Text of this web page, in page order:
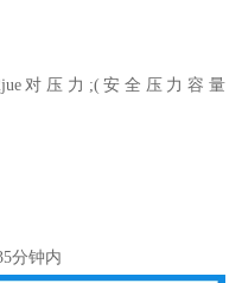
对压力;(安全压力容量
分钟内